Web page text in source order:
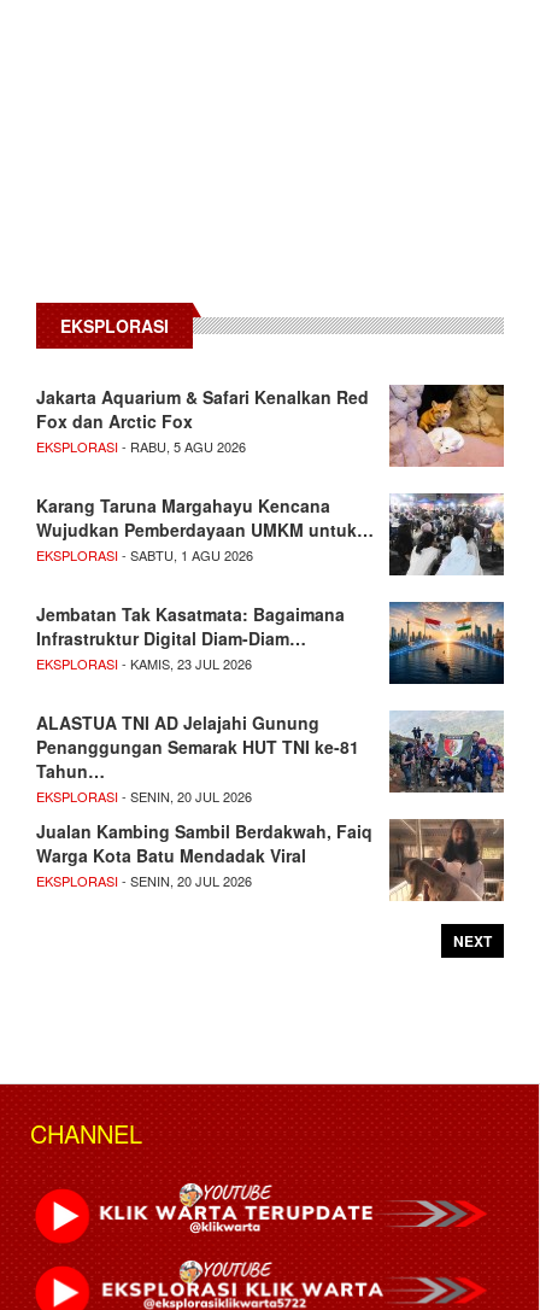
EKSPLORASI
Jakarta Aquarium & Safari Kenalkan Red
Fox dan Arctic Fox
EKSPLORASI- RABU, 5 AGU 2026
Karang Taruna Margahayu Kencana
Wujudkan Pemberdayaan UMKM untuk…
EKSPLORASI- SABTU, 1 AGU 2026
Jembatan Tak Kasatmata: Bagaimana
Infrastruktur Digital Diam-Diam…
EKSPLORASI- KAMIS, 23 JUL 2026
ALASTUA TNI AD Jelajahi Gunung
Penanggungan Semarak HUT TNI ke-81
Tahun…
EKSPLORASI- SENIN, 20 JUL 2026
Jualan Kambing Sambil Berdakwah, Faiq
Warga Kota Batu Mendadak Viral
EKSPLORASI- SENIN, 20 JUL 2026
NEXT
CHANNEL